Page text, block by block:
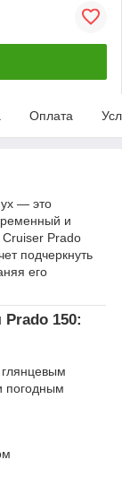
Оплата
— это
и
Cruiser Prado
подчеркнуть
его
150:
глянцевым
погодным